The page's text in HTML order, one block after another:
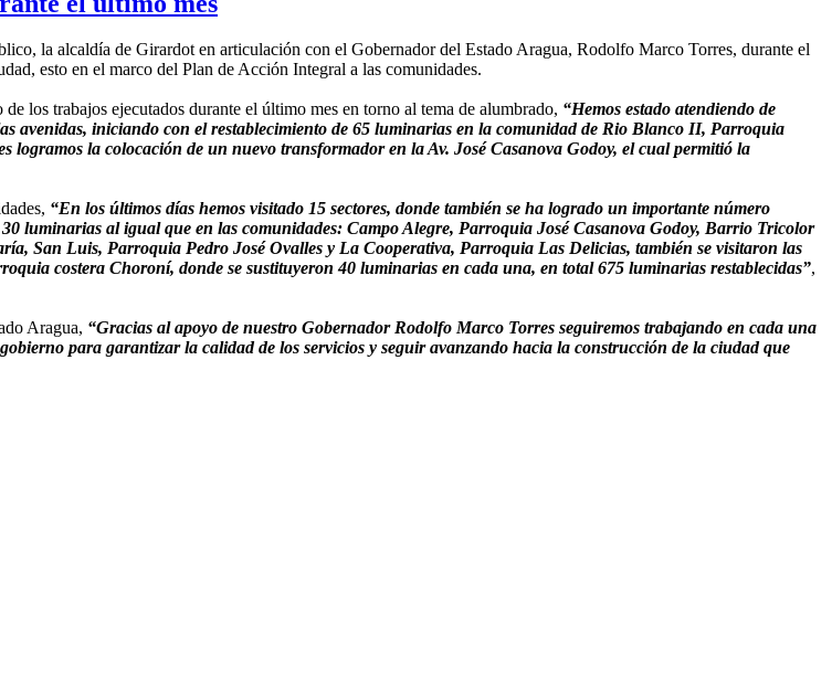
la alcaldía de Girardot en articulación con el Gobernador del Estado Aragua, Rodolfo Marco Torres, durante el
esto en el marco del Plan de Acción Integral a las comunidades.
los trabajos ejecutados durante el último mes en torno al tema de alumbrado, “Hemos estado atendiendo de
avenidas, iniciando con el restablecimiento de 65 luminarias en la comunidad de Rio Blanco II, Parroquia
la colocación de un nuevo transformador en la Av. José Casanova Godoy, el cual permitió la
“En los últimos días hemos visitado 15 sectores, donde también se ha logrado un importante número
luminarias al igual que en las comunidades: Campo Alegre, Parroquia José Casanova Godoy, Barrio Tricolor
San Luis, Parroquia Pedro José Ovalles y La Cooperativa, Parroquia Las Delicias, también se visitaron las
costera Choroní, donde se sustituyeron 40 luminarias en cada una, en total 675 luminarias restablecidas”,
Aragua, “Gracias al apoyo de nuestro Gobernador Rodolfo Marco Torres seguiremos trabajando en cada una
para garantizar la calidad de los servicios y seguir avanzando hacia la construcción de la ciudad que